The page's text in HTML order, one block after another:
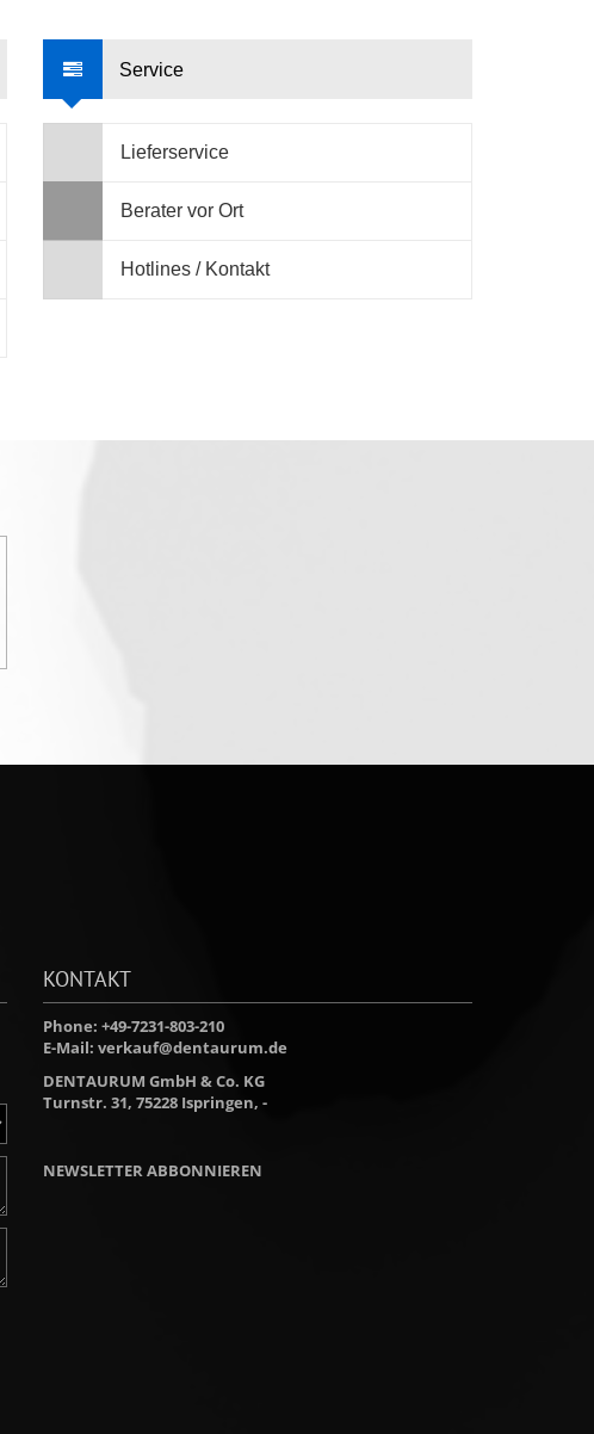
Service
Lieferservice
Berater vor Ort
Hotlines / Kontakt
KONTAKT
Phone: +49-7231-803-210
E-Mail: verkauf@dentaurum.de
DENTAURUM GmbH & Co. KG
Turnstr. 31, 75228 Ispringen, -
NEWSLETTER ABBONNIEREN